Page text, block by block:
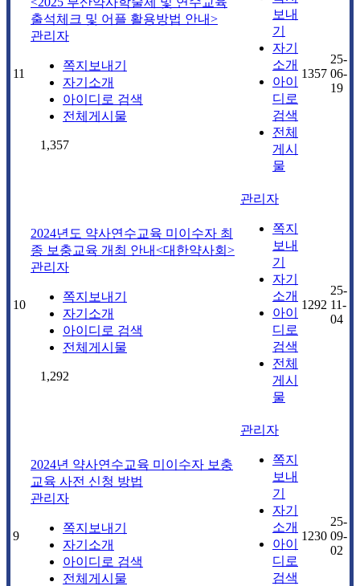
11
출석체크 및 어플 활용방법 안내>
관리자
쪽지보내기
자기소개
아이디로 검색
전체게시물
1,357
보내
기
자기
소개
아이
디로
검색
전체
게시
물
1357
25-
06-
19
10
2024년도 약사연수교육 미이수자 최
종 보충교육 개최 안내<대한약사회>
관리자
쪽지보내기
자기소개
아이디로 검색
전체게시물
1,292
관리자
쪽지
보내
기
자기
소개
아이
디로
검색
전체
게시
물
1292
25-
11-
04
9
2024년 약사연수교육 미이수자 보충
교육 사전 신청 방법
관리자
쪽지보내기
자기소개
아이디로 검색
전체게시물
관리자
쪽지
보내
기
자기
소개
아이
디로
검색
1230
25-
09-
02